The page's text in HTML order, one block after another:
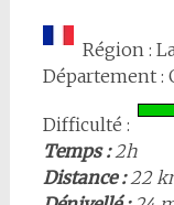
Région :
Département :
Difficulté :
Temps :2h
Distance :